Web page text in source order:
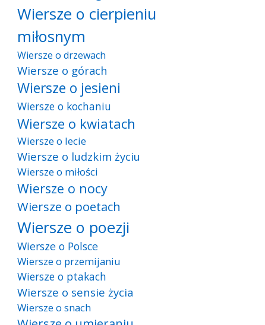
Wiersze o cierpieniu
miłosnym
Wiersze o drzewach
Wiersze o górach
Wiersze o jesieni
Wiersze o kochaniu
Wiersze o kwiatach
Wiersze o lecie
Wiersze o ludzkim życiu
Wiersze o miłości
Wiersze o nocy
Wiersze o poetach
Wiersze o poezji
Wiersze o Polsce
Wiersze o przemijaniu
Wiersze o ptakach
Wiersze o sensie życia
Wiersze o snach